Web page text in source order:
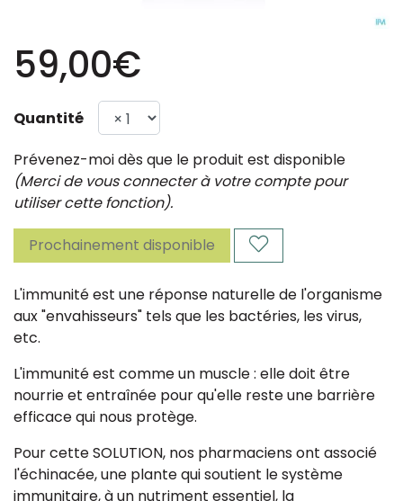
59,00€
Quantité
Prévenez-moi dès que le produit est disponible
(Merci de vous connecter à votre compte pour
utiliser cette fonction).
Prochainement disponible
L'immunité est une réponse naturelle de l'organisme
aux "envahisseurs" tels que les bactéries, les virus,
etc.
L'immunité est comme un muscle : elle doit être
nourrie et entraînée pour qu'elle reste une barrière
efficace qui nous protège.
Pour cette SOLUTION, nos pharmaciens ont associé
l'échinacée, une plante qui soutient le système
immunitaire, à un nutriment essentiel, la